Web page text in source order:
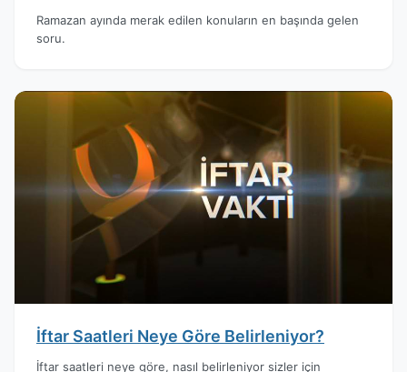
Ramazan ayında merak edilen konuların en başında gelen
soru.
İftar Saatleri Neye Göre Belirleniyor?
İftar saatleri neye göre, nasıl belirleniyor sizler için